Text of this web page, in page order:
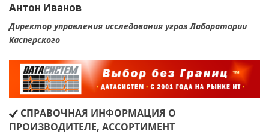
Антон Иванов
Директор управления исследования угроз Лаборатории
Касперского
СПРАВОЧНАЯ ИНФОРМАЦИЯ О
ПРОИЗВОДИТЕЛЕ, АССОРТИМЕНТ